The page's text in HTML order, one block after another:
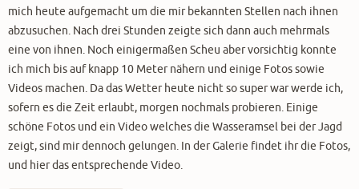
mich heute aufgemacht um die mir bekannten Stellen nach ihnen
abzusuchen. Nach drei Stunden zeigte sich dann auch mehrmals
eine von ihnen. Noch einigermaßen Scheu aber vorsichtig konnte
ich mich bis auf knapp 10 Meter nähern und einige Fotos sowie
Videos machen. Da das Wetter heute nicht so super war werde ich,
sofern es die Zeit erlaubt, morgen nochmals probieren. Einige
schöne Fotos und ein Video welches die Wasseramsel bei der Jagd
zeigt, sind mir dennoch gelungen. In der Galerie findet ihr die Fotos,
und hier das entsprechende Video.